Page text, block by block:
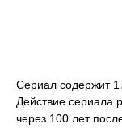
Сериал содержит
Действие сериала
через 100 лет